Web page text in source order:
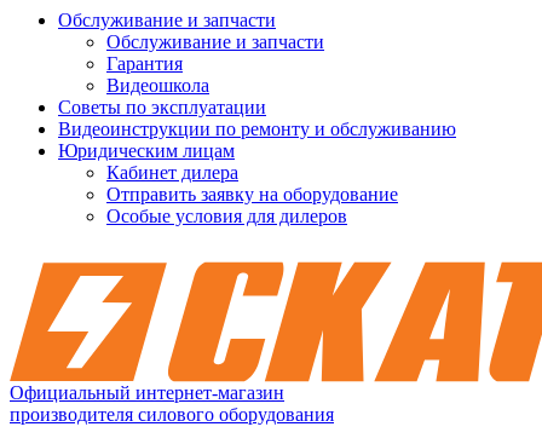
Обслуживание и запчасти
Обслуживание и запчасти
Гарантия
Видеошкола
Советы по эксплуатации
Видеоинструкции по ремонту и обслуживанию
Юридическим лицам
Кабинет дилера
Отправить заявку на оборудование
Особые условия для дилеров
Официальный интернет-магазин
производителя силового оборудования